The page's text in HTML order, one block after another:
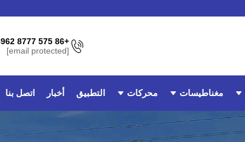
+86 575 8777 3962
[email protected]
مغناطيسات محركات التطبيق أخبار اتصل بنا